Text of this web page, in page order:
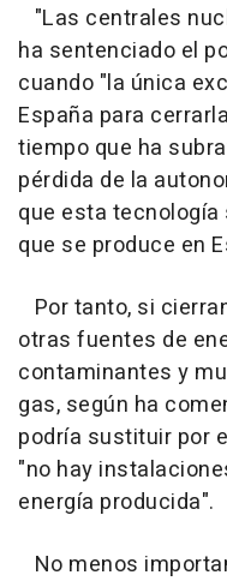
"Las centrales
ha sentenciado el
cuando "la única
España para
tiempo que ha
pérdida de la
que esta tecnología
que se produce en
Por tanto, si
otras fuentes de
contaminantes y
gas, según ha
podría sustituir por
"no hay
energía producida".
No menos